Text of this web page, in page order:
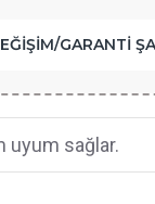
GARANTI
uyum sağlar.